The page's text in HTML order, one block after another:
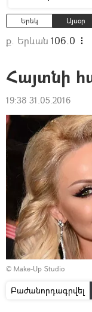
Երեկ Այսօր
ք. Երևան 106.0
Հայտնի
19:38 31.05.2016
© Make-Up Studio
Բաժանորդագրվել